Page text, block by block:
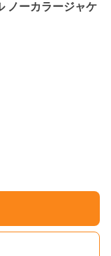
ノーカラージャケ